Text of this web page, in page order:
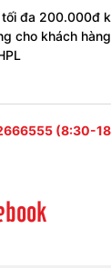
tối đa 200.000đ
cho khách
(8:30-